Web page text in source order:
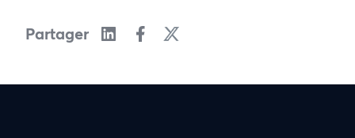
Partager